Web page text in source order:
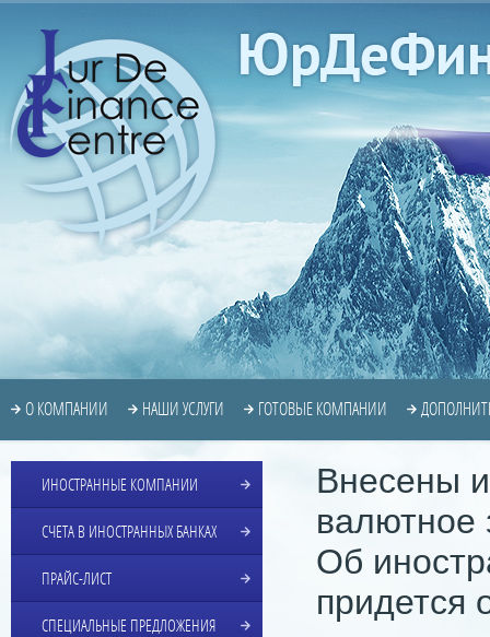
О КОМПАНИИ НАШИ УСЛУГИ ГОТОВЫЕ КОМПАНИИ
Внесены
валютное
Об
придется
ИНОСТРАННЫЕ КОМПАНИИ
СЧЕТА В ИНОСТРАННЫХ БАНКАХ
ПРАЙС-ЛИСТ
СПЕЦИАЛЬНЫЕ ПРЕДЛОЖЕНИЯ